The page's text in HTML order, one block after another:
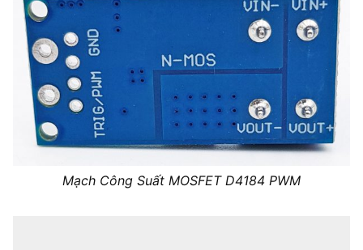
Mạch Công Suất MOSFET D4184 PWM